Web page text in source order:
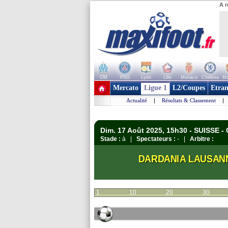
A
OM PSG Lyon Lille Monaco Chelsea
+ de clubs
Mercato Ligue 1 L2/Coupes
Actualité | Résultats & Classement |
Dim. 17 Août 2025, 15h30 - SUISSE
Stade : à | Spectateurs : - | Arbitre :
DARDANIA
1 10 20 30